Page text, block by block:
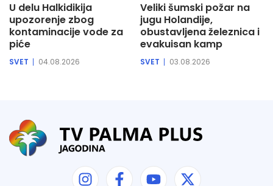
U delu Halkidikija
upozorenje zbog
kontaminacije vode za
piće
SVET 04.08.2026
Veliki šumski požar na
jugu Holandije,
obustavljena železnica i
evakuisan kamp
SVET 03.08.2026